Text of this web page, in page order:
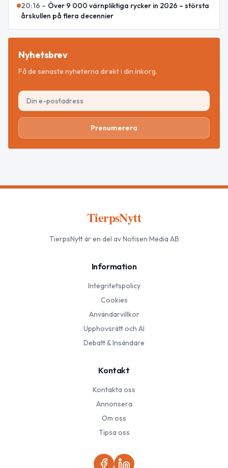
20:16 – Över 9 000 värnpliktiga rycker in 2026 – största
årskullen på flera decennier
Nyhetsbrev
Få de senaste nyheterna direkt i din inkorg.
Prenumerera
TierpsNytt
TierpsNyttär en del av Notisen Media AB
Information
Integritetspolicy
Cookies
Användarvillkor
Upphovsrätt och AI
Debatt & Insändare
Kontakt
Kontakta oss
Annonsera
Om oss
Tipsa oss